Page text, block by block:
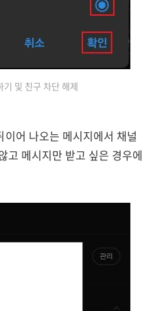
기 및 친구 차단 해제
어 나오는 메시지에서 채널
고 메시지만 받고 싶은 경우에